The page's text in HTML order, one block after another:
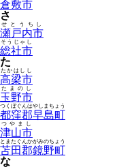
倉敷市
さ
瀬戸内市
せとうちし
総社市
そうじゃし
た
高梁市
たかはしし
玉野市
たまのし
都窪郡早島町
つくぼぐんはやしまちょう
津山市
つやまし
苫田郡鏡野町
とまたぐんかがみのちょう
な